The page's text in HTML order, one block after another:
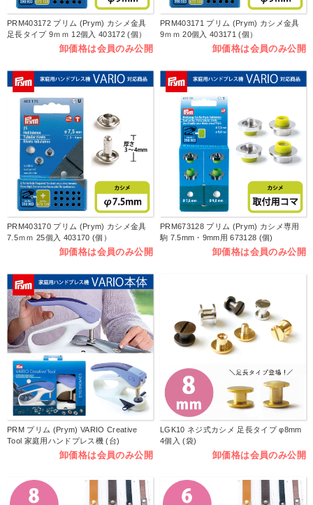
PRM403172 プリム (Prym) カシメ金具
足長タイプ 9ｍｍ 12個入 403172 (個）
卸価格は会員のみ公開
PRM403171 プリム (Prym) カシメ金具
9ｍｍ 20個入 403171 (個）
卸価格は会員のみ公開
PRM403170 プリム (Prym) カシメ金具
7.5ｍｍ 25個入 403170 (個）
卸価格は会員のみ公開
PRM673128 プリム (Prym) カシメ専用
駒 7.5mm・9mm用 673128 (個)
卸価格は会員のみ公開
PRM プリム (Prym) VARIO Creative
Tool 家庭用ハンドプレス機 (台)
卸価格は会員のみ公開
LGK10 ネジ式カシメ 足長タイプ φ8mm
4個入 (袋)
卸価格は会員のみ公開